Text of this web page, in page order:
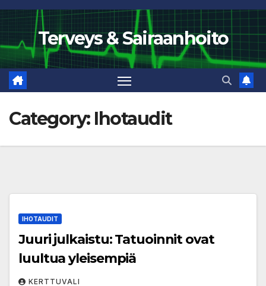
Skip
content Terveys & Sairaanhoito
Category: Ihotaudit
IHOTAUDIT
Juuri julkaistu: Tatuoinnit ovat
luultua yleisempiä
KERTTUVALI